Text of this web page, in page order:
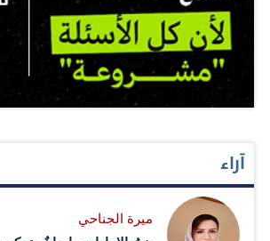
آراء
ميرة الجناحي